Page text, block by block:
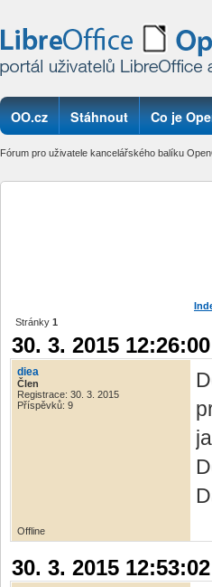
OO.cz Stáhnout Co je
Fórum pro uživatele kancelářského balíku
Stránky 1
30. 3. 2015 12:26:00
diea
Člen
Registrace: 30. 3. 2015
Příspěvků: 9
Offline
30. 3. 2015 12:53:02